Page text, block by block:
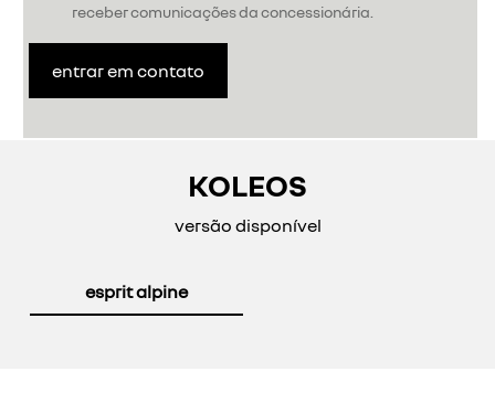
receber comunicações da concessionária.
entrar em contato
KOLEOS
versão disponível
esprit alpine